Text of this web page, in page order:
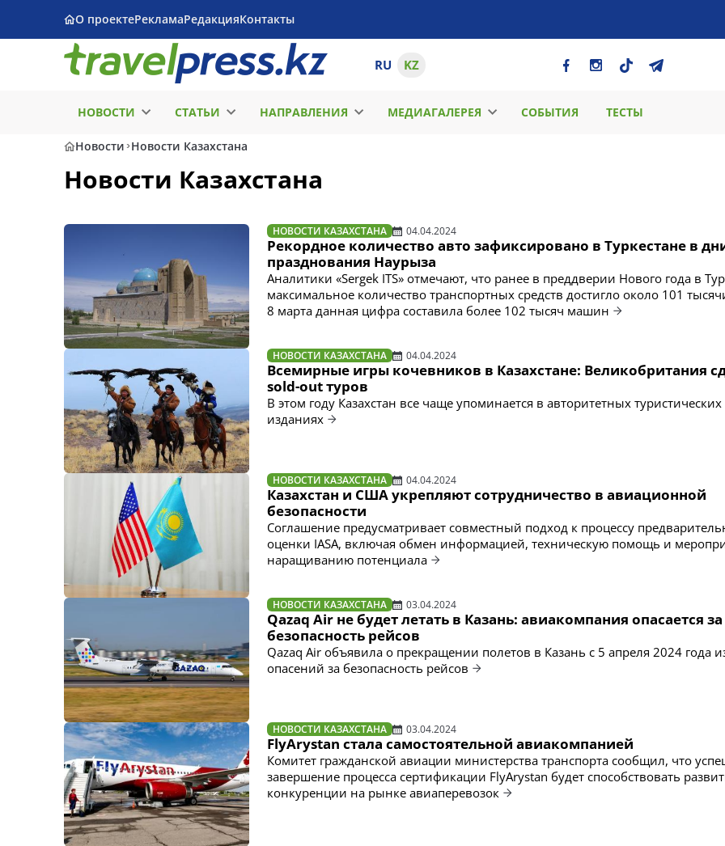
О проектеРекламаРедакцияКонтакты
RU KZ
НОВОСТИ СТАТЬИ НАПРАВЛЕНИЯ МЕДИАГАЛЕРЕЯ СОБЫТИЯ ТЕСТЫ
Новости Новости Казахстана
Новости Казахстана
НОВОСТИ КАЗАХСТАНА 04.04.2024
Рекордное количество авто зафиксировано в Туркестане в
празднования Наурыза
Аналитики «Sergek ITS» отмечают, что ранее в преддверии Нового года в
максимальное количество транспортных средств достигло около 101
8 марта данная цифра составила более 102 тысяч машин
НОВОСТИ КАЗАХСТАНА 04.04.2024
Всемирные игры кочевников в Казахстане: Великобритания
sold-out туров
В этом году Казахстан все чаще упоминается в авторитетных туристических
изданиях
НОВОСТИ КАЗАХСТАНА 04.04.2024
Казахстан и США укрепляют сотрудничество в авиационной
безопасности
Соглашение предусматривает совместный подход к процессу
оценки IASA, включая обмен информацией, техническую помощь и
наращиванию потенциала
НОВОСТИ КАЗАХСТАНА 03.04.2024
Qazaq Air не будет летать в Казань: авиакомпания опасается за
безопасность рейсов
Qazaq Air объявила о прекращении полетов в Казань с 5 апреля 2024 года
опасений за безопасность рейсов
НОВОСТИ КАЗАХСТАНА 03.04.2024
FlyArystan стала самостоятельной авиакомпанией
Комитет гражданской авиации министерства транспорта сообщил, что
завершение процесса сертификации FlyArystan будет способствовать
конкуренции на рынке авиаперевозок